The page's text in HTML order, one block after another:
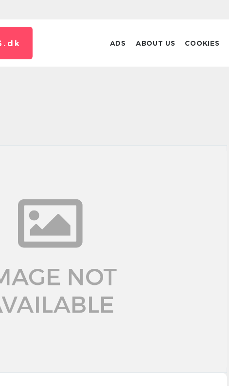
dk ADS ABOUT US COOKIES